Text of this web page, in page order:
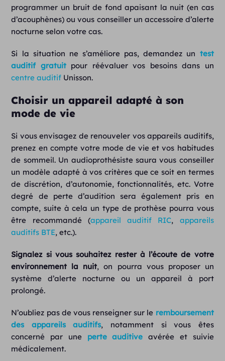
programmer un bruit de fond apaisant la nuit (en cas
d’acouphènes) ou vous conseiller un accessoire d’alerte
nocturne selon votre cas.
Si la situation ne s’améliore pas, demandez un test
auditif gratuitpour réévaluer vos besoins dans un
centre auditif Unisson.
Choisir un appareil adapté à son
mode de vie
Si vous envisagez de renouveler vos appareils auditifs,
prenez en compte votre mode de vie et vos habitudes
de sommeil. Un audioprothésiste saura vous conseiller
un modèle adapté à vos critères que ce soit en termes
de discrétion, d’autonomie, fonctionnalités, etc. Votre
degré de perte d’audition sera également pris en
compte, suite à cela un type de prothèse pourra vous
être recommandé (appareil auditif RIC, appareils
auditifs BTE, etc.).
Signalez si vous souhaitez rester à l’écoute de votre
environnement la nuit, on pourra vous proposer un
système d’alerte nocturne ou un appareil à port
prolongé.
N’oubliez pas de vous renseigner sur le remboursement
des appareils auditifs, notamment si vous êtes
concerné par une perte auditive avérée et suivie
médicalement.